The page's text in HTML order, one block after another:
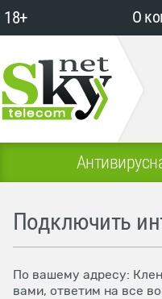
18+ О
Подключить
По вашему адресу:
вами, ответим на все